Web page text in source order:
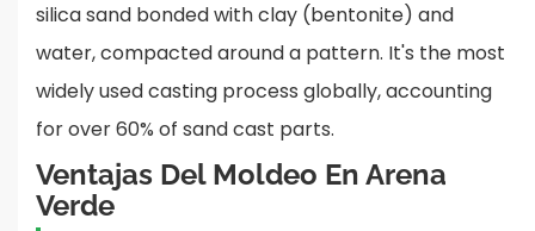
silica sand bonded with clay (bentonite) and
water, compacted around a pattern. It's the most
widely used casting process globally, accounting
for over 60% of sand cast parts.
Ventajas Del Moldeo En Arena
Verde